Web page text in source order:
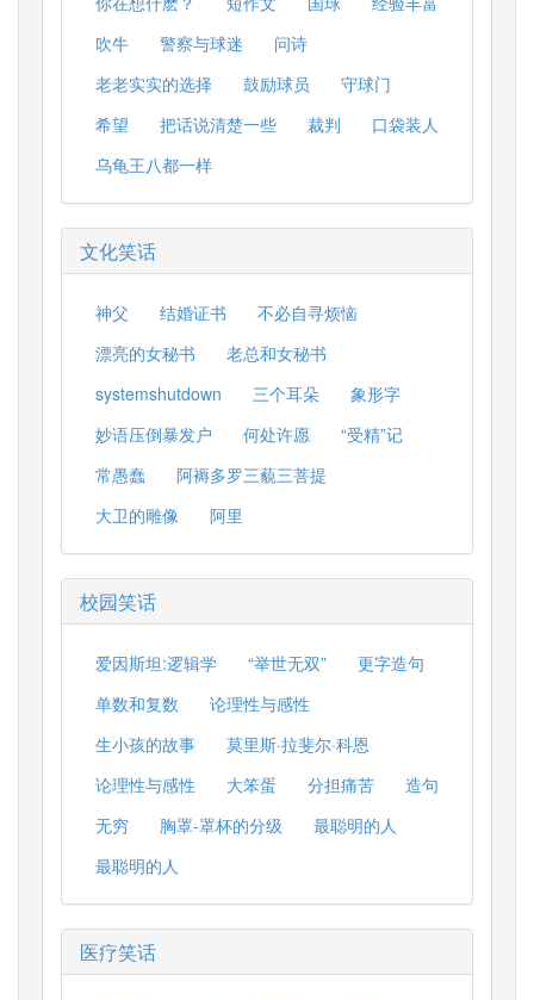
吹牛
警察与球迷
问诗
老老实实的选择
鼓励球员
守球门
希望
把话说清楚一些 裁判
口袋装人
乌龟王八都一样
文化笑话
神父 结婚证书
不必自寻烦恼
漂亮的女秘书
老总和女秘书
systemshutdown
三个耳朵
象形字
妙语压倒暴发户
何处许愿
“受精”记
常愚蠢
阿褥多罗三藐三菩提
大卫的雕像
阿里
校园笑话
爱因斯坦:逻辑学 “举世无双”
更字造句
单数和复数
论理性与感性
生小孩的故事
莫里斯·拉斐尔·科恩
论理性与感性
大笨蛋 分担痛苦
造句
无穷
胸罩-罩杯的分级
最聪明的人
最聪明的人
医疗笑话